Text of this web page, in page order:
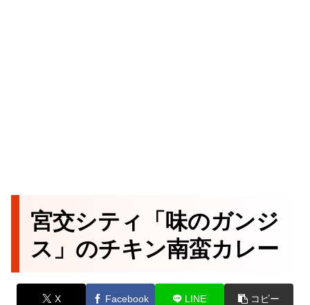
宮交シティ「味のガンジ
ス」のチキン南蛮カレー
X Facebook LINE コピー